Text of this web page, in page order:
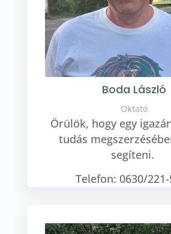
Boda László
Oktató
Örülök, hogy egy
tudás
segíteni.
Telefon: 0630/